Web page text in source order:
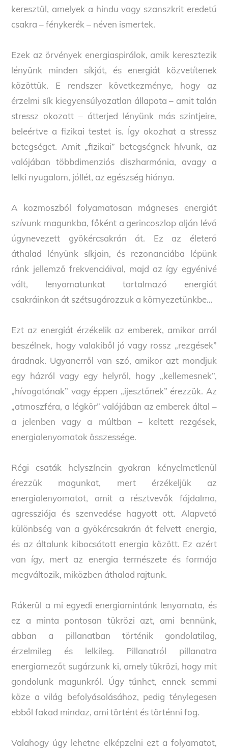
keresztül, amelyek a hindu vagy szanszkrit eredetű
csakra – fénykerék – néven ismertek.
Ezek az örvények energiaspirálok, amik keresztezik
lényünk minden síkját, és energiát közvetítenek
közöttük. E rendszer következménye, hogy az
érzelmi sík kiegyensúlyozatlan állapota – amit talán
stressz okozott – átterjed lényünk más szintjeire,
beleértve a fizikai testet is. Így okozhat a stressz
betegséget. Amit „fizikai” betegségnek hívunk, az
valójában többdimenziós diszharmónia, avagy a
lelki nyugalom, jóllét, az egészség hiánya.
A kozmoszból folyamatosan mágneses energiát
szívunk magunkba, főként a gerincoszlop alján lévő
úgynevezett gyökércsakrán át. Ez az életerő
áthalad lényünk síkjain, és rezonanciába lépünk
ránk jellemző frekvenciáival, majd az így egyénivé
vált, lenyomatunkat tartalmazó energiát
csakráinkon át szétsugározzuk a környezetünkbe…
Ezt az energiát érzékelik az emberek, amikor arról
beszélnek, hogy valakiből jó vagy rossz „rezgések”
áradnak. Ugyanerről van szó, amikor azt mondjuk
egy házról vagy egy helyről, hogy „kellemesnek”,
„hívogatónak” vagy éppen „ijesztőnek” érezzük. Az
„atmoszféra, a légkör” valójában az emberek által –
a jelenben vagy a múltban – keltett rezgések,
energialenyomatok összessége.
Régi csaták helyszínein gyakran kényelmetlenül
érezzük magunkat, mert érzékeljük az
energialenyomatot, amit a résztvevők fájdalma,
agressziója és szenvedése hagyott ott. Alapvető
különbség van a gyökércsakrán át felvett energia,
és az általunk kibocsátott energia között. Ez azért
van így, mert az energia természete és formája
megváltozik, miközben áthalad rajtunk.
Rákerül a mi egyedi energiamintánk lenyomata, és
ez a minta pontosan tükrözi azt, ami bennünk,
abban a pillanatban történik gondolatilag,
érzelmileg és lelkileg. Pillanatról pillanatra
energiamezőt sugárzunk ki, amely tükrözi, hogy mit
gondolunk magunkról. Úgy tűnhet, ennek semmi
köze a világ befolyásolásához, pedig ténylegesen
ebből fakad mindaz, ami történt és történni fog.
Valahogy úgy lehetne elképzelni ezt a folyamatot,